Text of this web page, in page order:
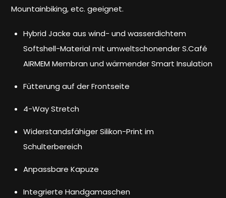
Mountainbiking, etc. geeignet.
Hybrid Jacke aus wind- und wasserdichtem
Softshell-Material mit umweltschonender S.Café
AIRMEM Membran und wärmender Smart Insulation
Fütterung auf der Frontseite
4-Way Stretch
Widerstandsfähiger Silikon-Print im
Schulterbereich
Anpassbare Kapuze
Integrierte Handgamaschen